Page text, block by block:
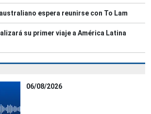
espera reunirse con To Lam
su primer viaje a América Latina
06/08/2026